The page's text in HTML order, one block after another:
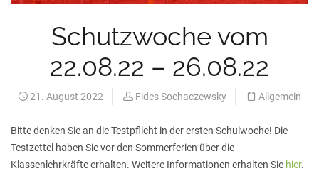
Schutzwoche vom
22.08.22 – 26.08.22
21. August 2022 Fides Sochaczewsky Allgemein
Bitte denken Sie an die Testpflicht in der ersten Schulwoche! Die
Testzettel haben Sie vor den Sommerferien über die
Klassenlehrkräfte erhalten. Weitere Informationen erhalten Sie hier.